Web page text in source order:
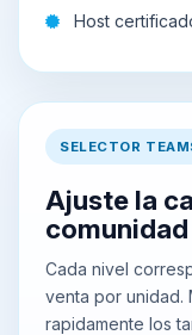
Host
SELECTOR
Ajuste la
comunidad
Cada nivel
venta por unidad.
rapidamente los